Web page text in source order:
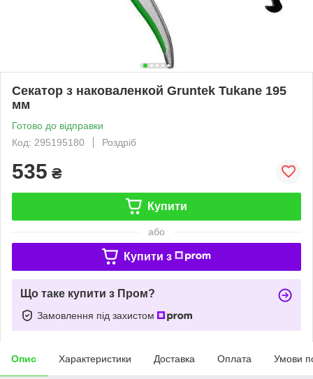
Секатор з наковаленкой Gruntek Tukane 195
мм
Готово до відправки
Код: 295195180
Роздріб
535 ₴
Купити
або
Купити з
Що таке купити з Пром?
Замовлення під захистом
Опис Характеристики Доставка Оплата Умови